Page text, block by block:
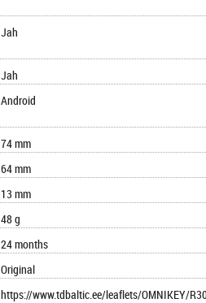
Jah
Jah
Android
74 mm
64 mm
13 mm
48 g
24 months
Original
https://www.tdbaltic.ee/leaflets/OMNIKEY/